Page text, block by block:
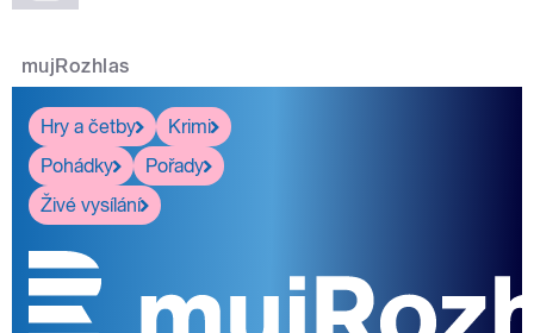
mujRozhlas
Hry a četby
Krimi
Pohádky
Pořady
Živé vysílání